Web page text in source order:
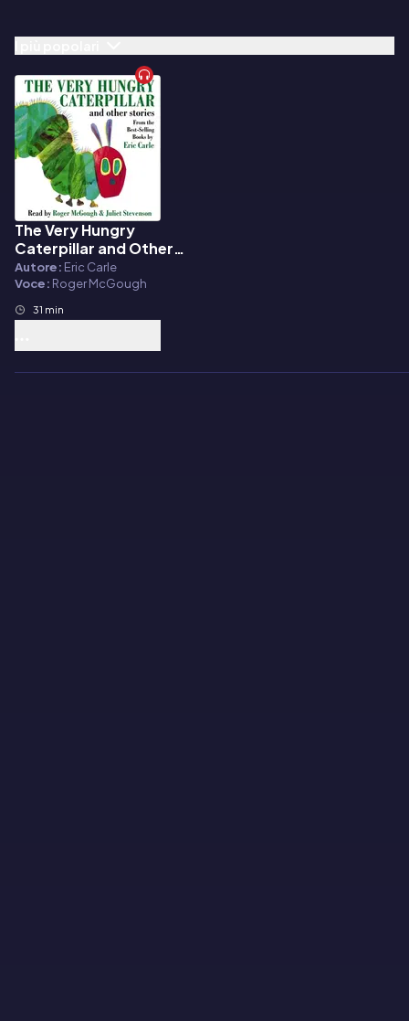
Audiolibro
The Very Hungry
Caterpillar and Other
Stories
Autore: Eric Carle
Voce: Roger McGough
31 min